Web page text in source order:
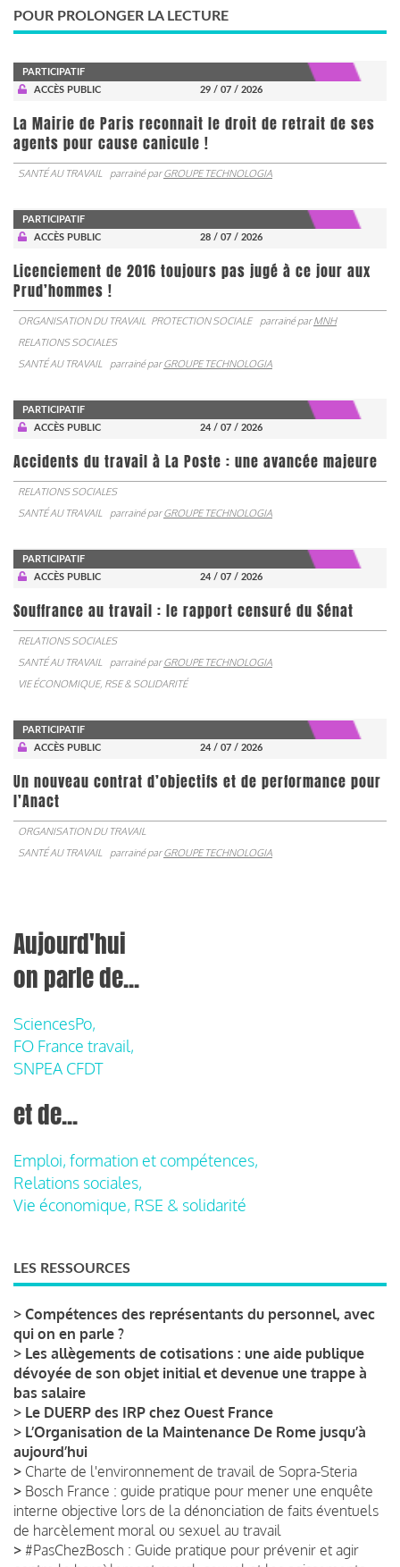
POUR PROLONGER LA LECTURE
PARTICIPATIF
ACCÈS PUBLIC
29 / 07 / 2026
La Mairie de Paris reconnait le droit de retrait de ses
agents pour cause canicule !
SANTÉ AU TRAVAIL parrainé parGROUPE TECHNOLOGIA
PARTICIPATIF
ACCÈS PUBLIC
28 / 07 / 2026
Licenciement de 2016 toujours pas jugé à ce jour aux
Prud’hommes !
ORGANISATION DU TRAVAIL PROTECTION SOCIALE parrainé parMNH
RELATIONS SOCIALES
SANTÉ AU TRAVAIL
parrainé parGROUPE TECHNOLOGIA
PARTICIPATIF
ACCÈS PUBLIC
24 / 07 / 2026
Accidents du travail à La Poste : une avancée majeure
RELATIONS SOCIALES
SANTÉ AU TRAVAIL
parrainé parGROUPE TECHNOLOGIA
PARTICIPATIF
ACCÈS PUBLIC
24 / 07 / 2026
Souffrance au travail : le rapport censuré du Sénat
RELATIONS SOCIALES
SANTÉ AU TRAVAIL
parrainé parGROUPE TECHNOLOGIA
VIE ÉCONOMIQUE, RSE & SOLIDARITÉ
PARTICIPATIF
ACCÈS PUBLIC
24 / 07 / 2026
Un nouveau contrat d’objectifs et de performance pour
l’Anact
ORGANISATION DU TRAVAIL
SANTÉ AU TRAVAIL
parrainé parGROUPE TECHNOLOGIA
Aujourd'hui
on parle de...
SciencesPo,
FO France travail,
SNPEA CFDT
et de...
Emploi, formation et compétences,
Relations sociales,
Vie économique, RSE & solidarité
LES RESSOURCES
> Compétences des représentants du personnel, avec
qui on en parle ?
> Les allègements de cotisations : une aide publique
dévoyée de son objet initial et devenue une trappe à
bas salaire
> Le DUERP des IRP chez Ouest France
> L’Organisation de la Maintenance De Rome jusqu’à
aujourd’hui
> Charte de l'environnement de travail de Sopra-Steria
> Bosch France : guide pratique pour mener une enquête
interne objective lors de la dénonciation de faits éventuels
de harcèlement moral ou sexuel au travail
> #PasChezBosch : Guide pratique pour prévenir et agir